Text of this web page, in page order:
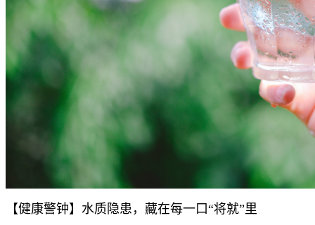
【健康警钟】水质隐患，藏在每一口“将就”里